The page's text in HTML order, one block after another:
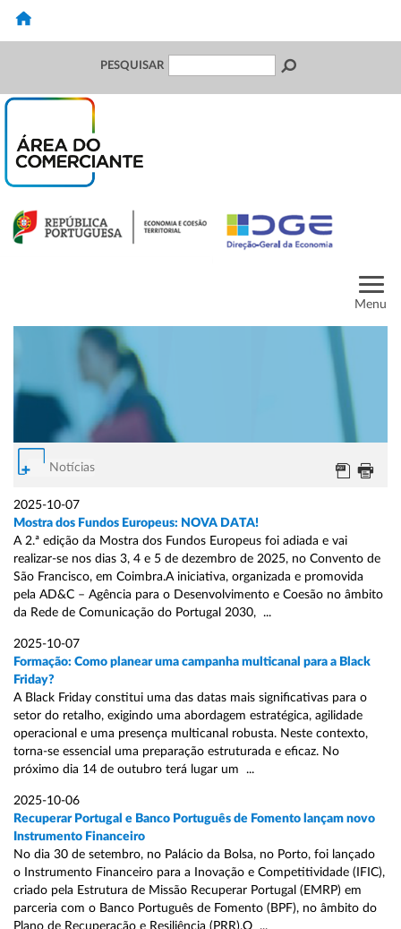
PESQUISAR
Menu
Notícias
2025-10-07
Mostra dos Fundos Europeus: NOVA DATA!
A 2.ª edição da Mostra dos Fundos Europeus foi adiada e vai
realizar-se nos dias 3, 4 e 5 de dezembro de 2025, no Convento de
São Francisco, em Coimbra.A iniciativa, organizada e promovida
pela AD&C – Agência para o Desenvolvimento e Coesão no âmbito
da Rede de Comunicação do Portugal 2030, ...
2025-10-07
Formação: Como planear uma campanha multicanal para a Black
Friday?
A Black Friday constitui uma das datas mais significativas para o
setor do retalho, exigindo uma abordagem estratégica, agilidade
operacional e uma presença multicanal robusta. Neste contexto,
torna-se essencial uma preparação estruturada e eficaz. No
próximo dia 14 de outubro terá lugar um ...
2025-10-06
Recuperar Portugal e Banco Português de Fomento lançam novo
Instrumento Financeiro
No dia 30 de setembro, no Palácio da Bolsa, no Porto, foi lançado
o Instrumento Financeiro para a Inovação e Competitividade (IFIC),
criado pela Estrutura de Missão Recuperar Portugal (EMRP) em
parceria com o Banco Português de Fomento (BPF), no âmbito do